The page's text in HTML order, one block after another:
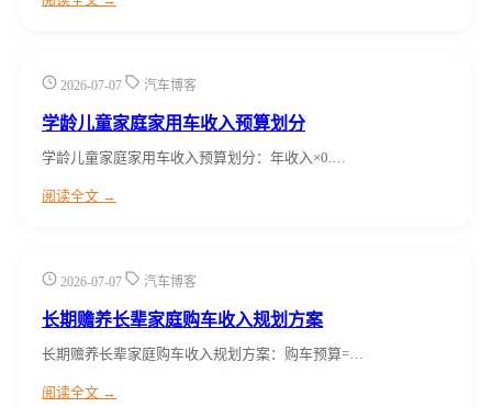
2026-07-07 汽车博客
学龄儿童家庭家用车收入预算划分
学龄儿童家庭家用车收入预算划分：年收入×0.…
阅读全文 →
2026-07-07 汽车博客
长期赡养长辈家庭购车收入规划方案
长期赡养长辈家庭购车收入规划方案：购车预算=…
阅读全文 →